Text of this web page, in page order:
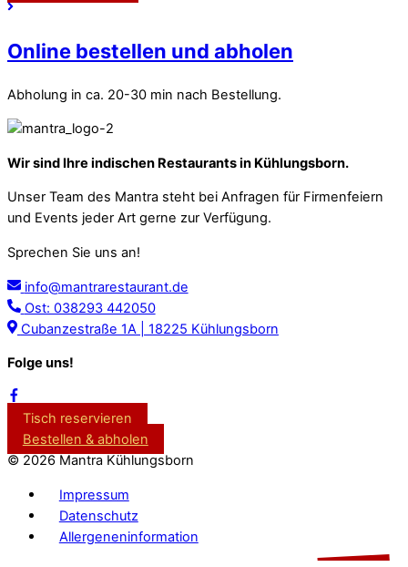
Online bestellen und abholen
Abholung in ca. 20-30 min nach Bestellung.
Wir sind Ihre indischen Restaurants in Kühlungsborn.
Unser Team des Mantra steht bei Anfragen für Firmenfeiern
und Events jeder Art gerne zur Verfügung.
Sprechen Sie uns an!
info@mantrarestaurant.de
Ost: 038293 442050
Cubanzestraße 1A | 18225 Kühlungsborn
Folge uns!
Tisch reservieren
Bestellen & abholen
© 2026 Mantra Kühlungsborn
Impressum
Datenschutz
Allergeneninformation